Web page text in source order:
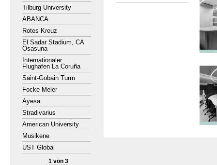
Tilburg University
ABANCA
Rotes Kreuz
El Sadar Stadium, CA
Osasuna
Internationaler
Flughafen La Coruña
Saint-Gobain Turm
Focke Meler
Ayesa
Stradivarius
American University
Musikene
UST Global
1 von 3